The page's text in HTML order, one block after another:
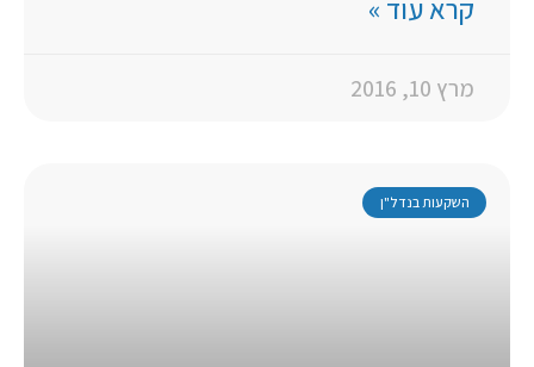
קרא עוד »
מרץ 10, 2016
השקעות בנדל"ן